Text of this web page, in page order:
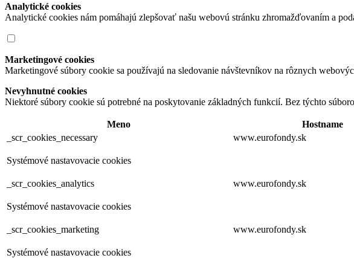
Analytické cookies
Analytické cookies nám pomáhajú zlepšovať našu webovú stránku zhromažďovaním a
Marketingové cookies
Marketingové súbory cookie sa používajú na sledovanie návštevníkov na rôznych
Nevyhnutné cookies
Niektoré súbory cookie sú potrebné na poskytovanie základných funkcií. Bez týchto
Meno Hostname
_scr_cookies_necessary
www.eurofondy.sk
Systémové nastavovacie cookies
_scr_cookies_analytics www.eurofondy.sk
Systémové nastavovacie cookies
_scr_cookies_marketing www.eurofondy.sk
Systémové nastavovacie cookies